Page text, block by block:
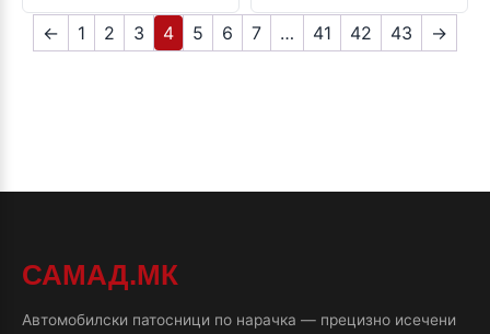
← 1 2 3 4 5 6 7 … 41 42 43 →
САМАД.МК
Автомобилски патосници по нарачка — прецизно исечени